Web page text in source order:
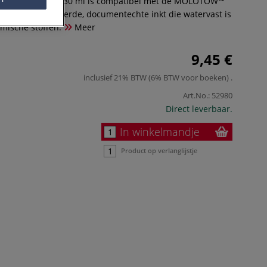
Gepigmenteerde, documentechte inkt die watervast is
stoffen.
Meer
9,45 €
inclusief 21% BTW (6% BTW voor boeken) .
Art.No.: 52980
Direct leverbaar.
In winkelmandje
Product op verlanglijstje